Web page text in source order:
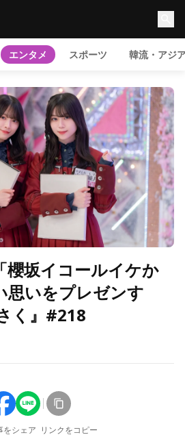
エンタメ スポーツ 韓流・アジ
櫻坂イコールイケか
思いをプレゼンす
く』#218
をシェア リンクをコピー